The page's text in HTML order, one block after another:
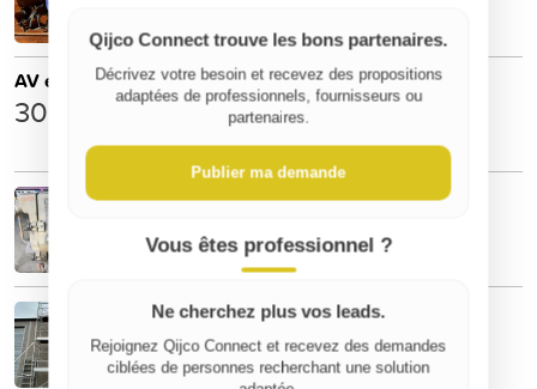
AV échelle double pans alu 5,20m 9,00m
300 €
Pompe à eau thermique ROBIN
150 €
Location échafaudage télescopique
30 €
par jour
Qijco Connect trouve les bons partenaires.
Décrivez votre besoin et recevez des propositions
adaptées de professionnels, fournisseurs ou
partenaires.
Publier ma demande
Vous êtes professionnel ?
Ne cherchez plus vos leads.
Rejoignez Qijco Connect et recevez des demandes
ciblées de personnes recherchant une solution